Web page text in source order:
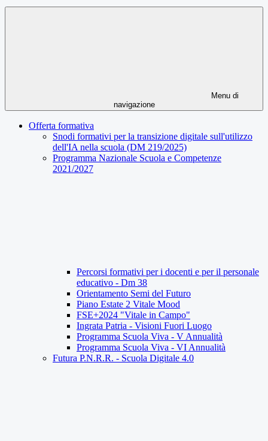
Menu di
navigazione
Offerta formativa
Snodi formativi per la transizione digitale sull'utilizzo
dell'IA nella scuola (DM 219/2025)
Programma Nazionale Scuola e Competenze
2021/2027
Percorsi formativi per i docenti e per il personale
educativo - Dm 38
Orientamento Semi del Futuro
Piano Estate 2 Vitale Mood
FSE+2024 "Vitale in Campo"
Ingrata Patria - Visioni Fuori Luogo
Programma Scuola Viva - V Annualità
Programma Scuola Viva - VI Annualità
Futura P.N.R.R. - Scuola Digitale 4.0